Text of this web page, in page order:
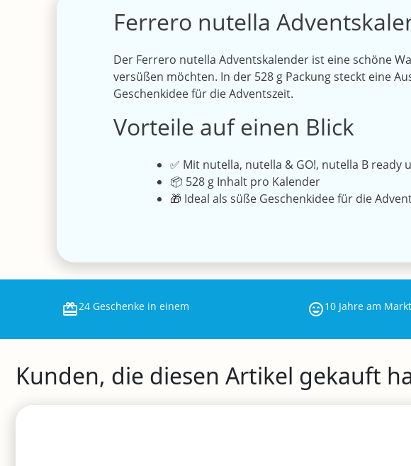
Ferrero nutella
Der Ferrero nutella Adventskalender ist eine schöne
versüßen möchten. In der 528 g Packung steckt eine
Geschenkidee für die Adventszeit.
Vorteile auf einen Blick
✅ Mit nutella, nutella & GO!, nutella B ready
📦 528 g Inhalt pro Kalender
🎁 Ideal als süße Geschenkidee für die
24 Geschenke in einem 10 Jahre am Markt
Kunden, die diesen Artikel gekauft